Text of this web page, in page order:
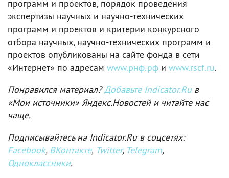
программ и проектов, порядок проведения
экспертизы научных и научно-технических
программ и проектов и критерии конкурсного
отбора научных, научно-технических программ и
проектов опубликованы на сайте фонда в сети
«Интернет» по адресам www.рнф.рф и www.rscf.ru.
Понравился материал?Добавьте Indicator.Ruв
«Мои источники» Яндекс.Новостей и читайте нас
чаще.
Подписывайтесь на Indicator.Ru в соцсетях:
Facebook, ВКонтакте, Twitter, Telegram,
Одноклассники.